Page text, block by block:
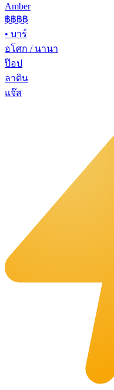
Amber
฿฿฿฿
• บาร์
อโศก / นานา
ป๊อป
ลาติน
แจ๊ส